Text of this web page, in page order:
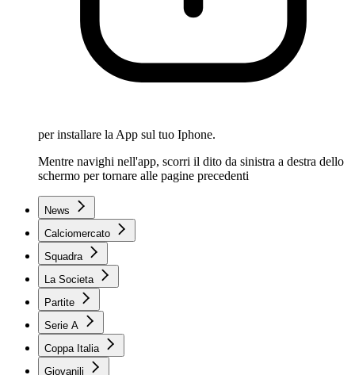
per installare la App sul tuo Iphone.
Mentre navighi nell'app, scorri il dito da sinistra a destra dello
schermo per tornare alle pagine precedenti
News
Calciomercato
Squadra
La Societa
Partite
Serie A
Coppa Italia
Giovanili